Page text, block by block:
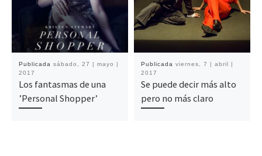
Publicada sábado, 27 | mayo |
2017
Los fantasmas de una
’Personal Shopper’
Publicada viernes, 7 | abril |
2017
Se puede decir más alto
pero no más claro